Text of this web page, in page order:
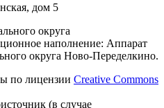
дом 5
округа
наполнение: Аппарат
округа Ново-Переделкино.
по лицензии Creative Commons
(в случае